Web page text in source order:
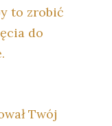
to zrobić
do
Twój